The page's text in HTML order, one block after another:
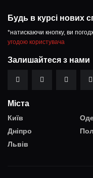
Будь в курсі нових
*натискаючи кнопку, ви
угодою користувача
Залишайтеся з нами
Міста
Київ
Дніпро
Львів